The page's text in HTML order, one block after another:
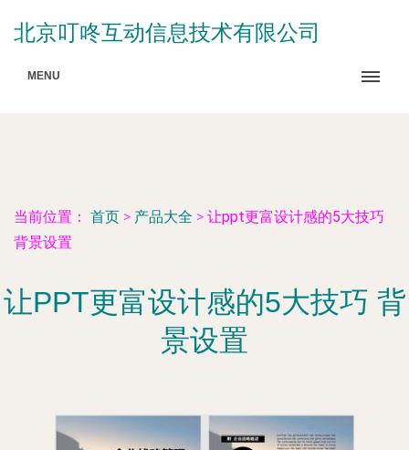
北京叮咚互动信息技术有限公司
MENU
当前位置： 首页 > 产品大全 > 让ppt更富设计感的5大技巧
背景设置
让PPT更富设计感的5大技巧 背
景设置